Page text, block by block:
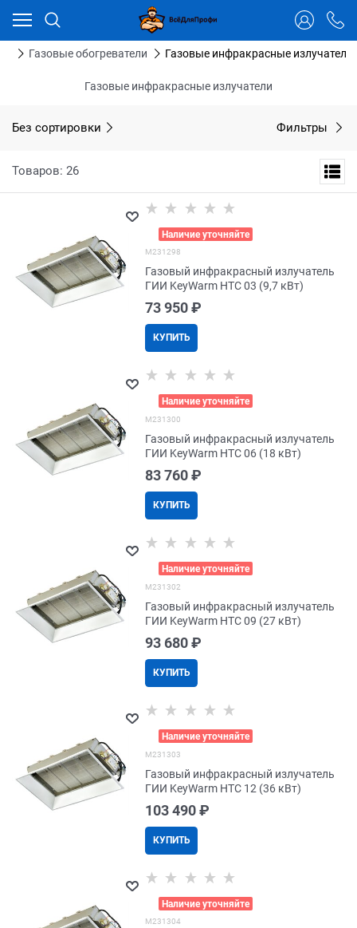
Газовые обогреватели Газовые инфракрасные излучатели
Газовые инфракрасные излучатели
Без сортировки Фильтры
Товаров: 26
Наличие уточняйте
M231298
Газовый инфракрасный излучатель
ГИИ KeyWarm HTC 03 (9,7 кВт)
73 950 ₽
КУПИТЬ
Наличие уточняйте
M231300
Газовый инфракрасный излучатель
ГИИ KeyWarm HTC 06 (18 кВт)
83 760 ₽
КУПИТЬ
Наличие уточняйте
M231302
Газовый инфракрасный излучатель
ГИИ KeyWarm HTC 09 (27 кВт)
93 680 ₽
КУПИТЬ
Наличие уточняйте
M231303
Газовый инфракрасный излучатель
ГИИ KeyWarm HTC 12 (36 кВт)
103 490 ₽
КУПИТЬ
Наличие уточняйте
M231304
Ваш город - Тюмень,
угадали?
ДА НЕТ